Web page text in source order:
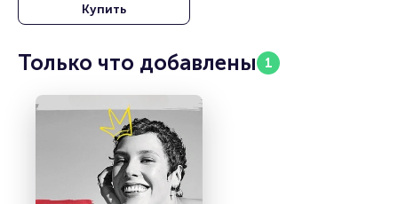
Купить
Только что добавлены 1